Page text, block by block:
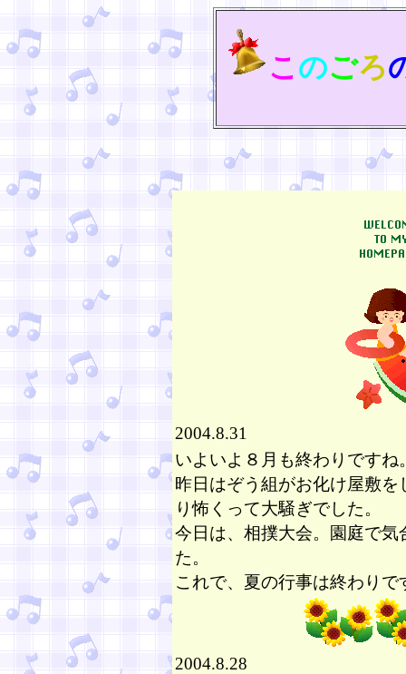
このごろ
2004.8.31
いよいよ８月も終わりですね
昨日はぞう組がお化け屋敷
り怖くって大騒ぎでした。
今日は、相撲大会。園庭で
た。
これで、夏の行事は終わり
2004.8.28